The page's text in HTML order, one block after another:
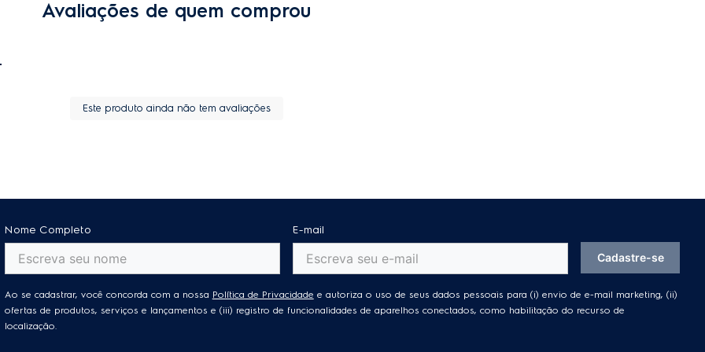
Avaliações de quem comprou
Este produto ainda não tem avaliações
Nome Completo E-mail
Ao se cadastrar, você concorda com a nossa Política de Privacidade e autoriza o uso de seus dados pessoais para (i) envio de e-mail marketing, (ii)
ofertas de produtos, serviços e lançamentos e (iii) registro de funcionalidades de aparelhos conectados, como habilitação do recurso de
localização.
Cadastre-se